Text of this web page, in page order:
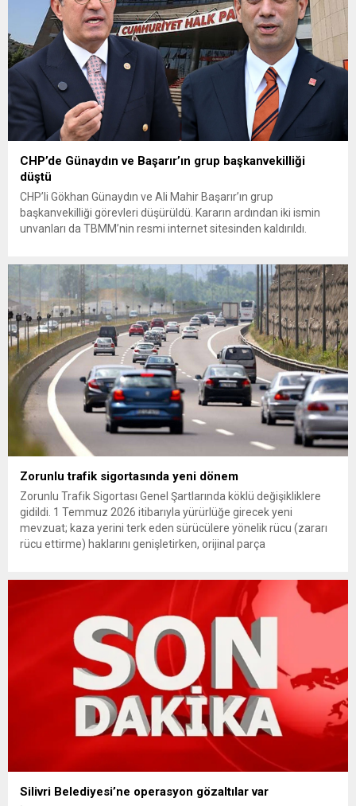
CHP’de Günaydın ve Başarır’ın grup başkanvekilliği
düştü
CHP’li Gökhan Günaydın ve Ali Mahir Başarır’ın grup
başkanvekilliği görevleri düşürüldü. Kararın ardından iki ismin
unvanları da TBMM’nin resmi internet sitesinden kaldırıldı.
çıkarma cezası uygulanmak üzere Yüksek Disiplin Kurulu’na
(YDK) sevk edilen ve partideki tüm görevlerinden...
Zorunlu trafik sigortasında yeni dönem
Zorunlu Trafik Sigortası Genel Şartlarında köklü değişikliklere
gidildi. 1 Temmuz 2026 itibarıyla yürürlüğe girecek yeni
mevzuat; kaza yerini terk eden sürücülere yönelik rücu (zararı
rücu ettirme) haklarını genişletirken, orijinal parça
getiriyor. Hazine Müsteşarlığına bağlı ilgili kurumlarca...
Silivri Belediyesi’ne operasyon gözaltılar var